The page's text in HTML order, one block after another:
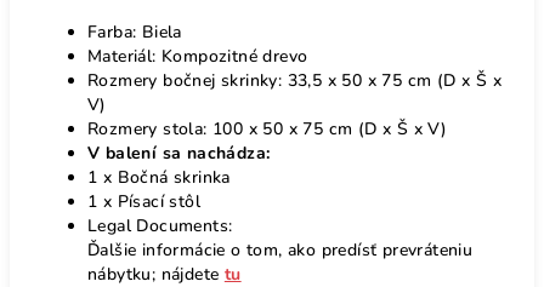
Farba: Biela
Materiál: Kompozitné drevo
Rozmery bočnej skrinky: 33,5 x 50 x 75 cm (D x Š x
V)
Rozmery stola: 100 x 50 x 75 cm (D x Š x V)
V balení sa nachádza:
1 x Bočná skrinka
1 x Písací stôl
Legal Documents:
Ďalšie informácie o tom, ako predísť prevráteniu
nábytku; nájdete tu